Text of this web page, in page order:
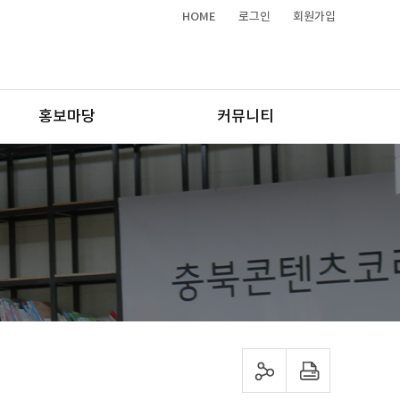
HOME 로그인 회원가입
홍보마당 커뮤니티
sns 공유하기 프린트하기